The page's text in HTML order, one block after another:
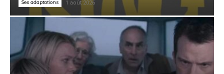
Ses adaptations 1 août 2026